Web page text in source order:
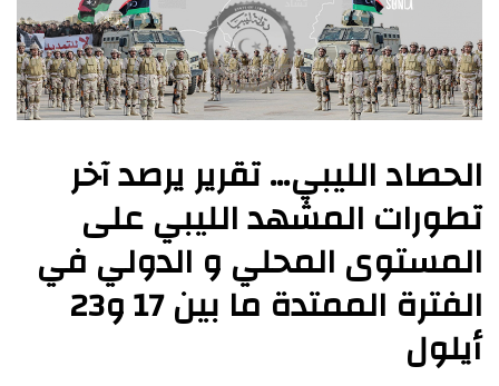
الحصاد الليبي… تقرير يرصد آخر
تطورات المشهد الليبي على
المستوى المحلي و الدولي في
الفترة الممتدة ما بين 17 و23
أيلول